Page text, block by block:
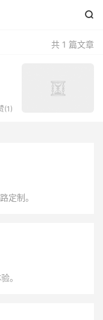

共 1 篇文章
(1 )
定制。
。